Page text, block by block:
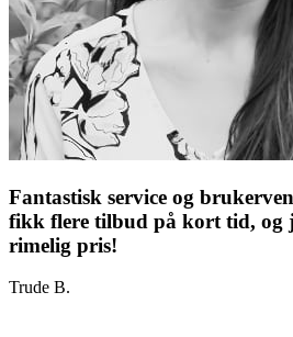
Fantastisk service og
fikk flere tilbud på kort tid, og
rimelig pris!
Trude B.